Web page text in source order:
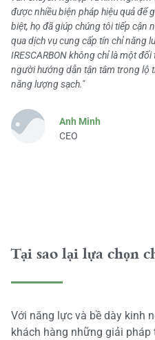
được nhiều biện pháp hiệu quả để
biệt, họ đã giúp chúng tôi tiếp cận
qua dịch vụ cung cấp tín chỉ năng
IRESCARBON không chỉ là một
người hướng dẫn tận tâm trong lộ
năng lượng sạch."
Anh Minh
CEO
Tại sao lại lựa chọn
Với năng lực và bề dày kinh
khách hàng những giải